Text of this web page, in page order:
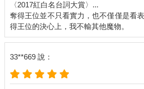
不過，想到那個傲慢的姬玄也被耍了，他
一些，至少不是只有他一個吃虧。然而出
了一條禁令。
「既然有不明人物出現，這段時間，還請
魔物管家下達禁足令，「如果您不想在最
殿下。」
〈2017紅白名台詞大賞〉...
奪得王位並不只看實力，也不僅僅是看
33**669 說：